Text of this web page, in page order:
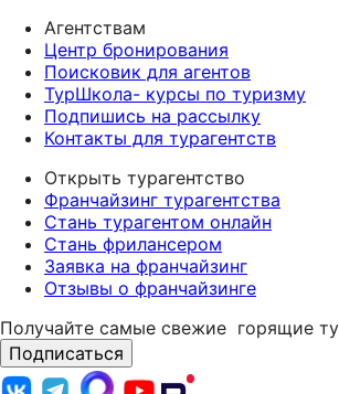
Агентствам
Центр бронирования
Поисковик для агентов
ТурШкола- курсы по туризму
Подпишись на рассылку
Контакты для турагентств
Открыть турагентство
Франчайзинг турагентства
Стань турагентом онлайн
Стань фрилансером
Заявка на франчайзинг
Отзывы о франчайзинге
Получайте самые свежие горящие
Подписаться